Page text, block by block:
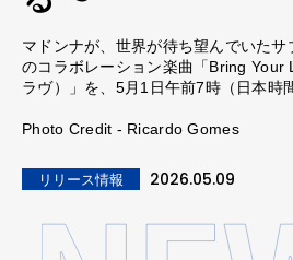
マドンナが、世界が待ち望んでいたサ
のコラボレーション楽曲「Bring Your
ラヴ）」を、5月1日午前7時（日本時
Photo Credit - Ricardo Gomes
リリース情報 2026.05.09